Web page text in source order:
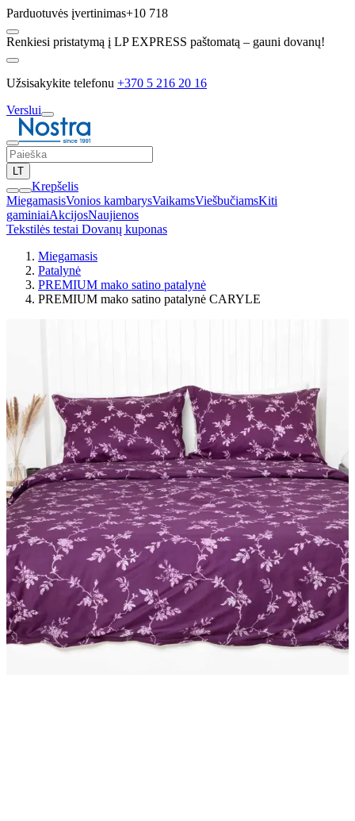
Parduotuvės įvertinimas+10 718
Renkiesi pristatymą į LP EXPRESS paštomatą – gauni dovanų!
Užsisakykite telefonu +370 5 216 20 16
Verslui
LT
Krepšelis
MiegamasisVonios kambarysVaikamsViešbučiamsKiti
gaminiaiAkcijosNaujienos
Tekstilės testai Dovanų kuponas
Miegamasis
Patalynė
PREMIUM mako satino patalynė
PREMIUM mako satino patalynė CARYLE